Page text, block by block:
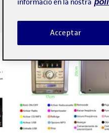
de síntesi Visibilitat:
Públic-Data de
4 Gen. 2023-1
informació en la nostra
Acceptar